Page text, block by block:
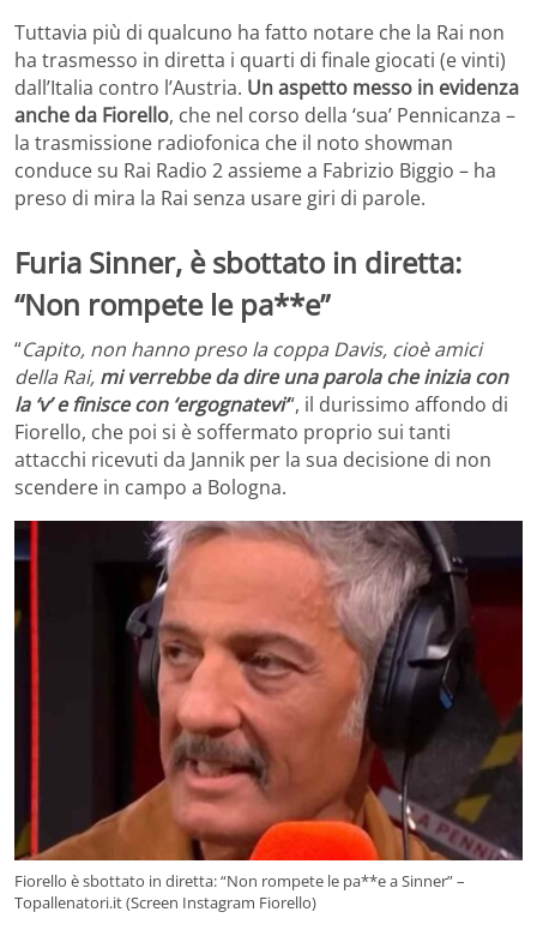
Tuttavia più di qualcuno ha fatto notare che la Rai non
ha trasmesso in diretta i quarti di finale giocati (e vinti)
dall’Italia contro l’Austria. Un aspetto messo in evidenza
anche da Fiorello, che nel corso della ‘sua’ Pennicanza –
la trasmissione radiofonica che il noto showman
conduce su Rai Radio 2 assieme a Fabrizio Biggio – ha
preso di mira la Rai senza usare giri di parole.
Furia Sinner, è sbottato in diretta:
“Non rompete le pa**e”
“Capito, non hanno preso la coppa Davis, cioè amici
della Rai, mi verrebbe da dire una parola che inizia con
la ‘v’ e finisce con ‘ergognatevi’“, il durissimo affondo di
Fiorello, che poi si è soffermato proprio sui tanti
attacchi ricevuti da Jannik per la sua decisione di non
scendere in campo a Bologna.
Fiorello è sbottato in diretta: “Non rompete le pa**e a Sinner” –
Topallenatori.it (Screen Instagram Fiorello)